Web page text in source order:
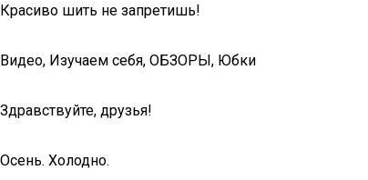
Красиво шить не запретишь!
Видео, Изучаем себя, ОБЗОРЫ, Юбки
Здравствуйте, друзья!
Осень. Холодно.